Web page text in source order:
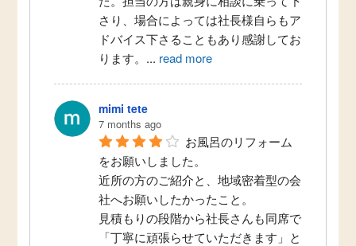
さり、場合によっては社長様自らもア
ドバイス下さることもあり感謝してお
ります。 ... read more
mimi tete
7 months ago
お風呂のリフォーム
をお願いしました。
近所の方のご紹介と、地域密着型の会
社へお願いしたかったこと。
見積もりの段階から社長さんも同席で
「丁寧に頑張らせていただきます」と